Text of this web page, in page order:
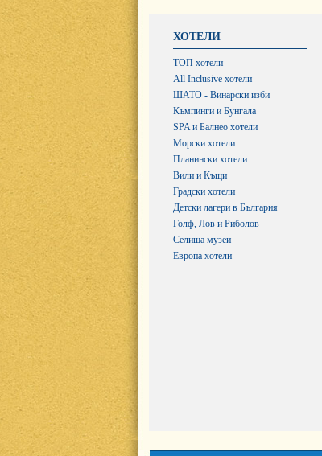
ХОТЕЛИ
ТОП хотели
All Inclusive хотели
ШАТО - Винарски изби
Къмпинги и Бунгала
SPA и Балнео хотели
Морски хотели
Планински хотели
Вили и Къщи
Градски хотели
Детски лагери в България
Голф, Лов и Риболов
Селища музеи
Европа хотели